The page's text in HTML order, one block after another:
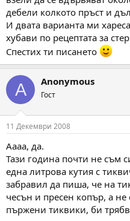
дебели колкото пръст и
И двата варианта ми
хубави по рецептата за
Спестих ти писането
A Anonymous
Гост
11 Декември 2008
Аааа, да.
Тази година почти не съм
една литрова кутия с
забравил да пиша, че на
чесън и пресен копър, а не
пържени тиквики, би